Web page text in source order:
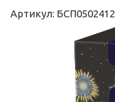
Артикул: БСП0502412